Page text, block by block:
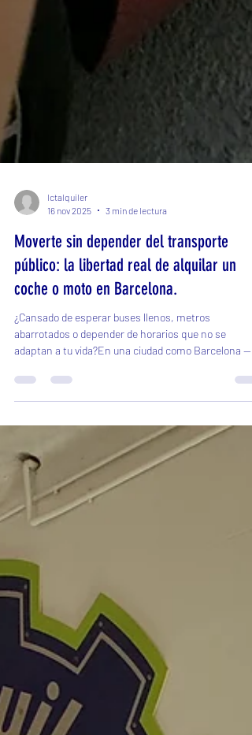
16 nov 2025
3 min de lectura
Moverte sin depender del transporte
público: la libertad real de alquilar un
coche o moto en Barcelona.
¿Cansado de esperar buses llenos, metros
abarrotados o depender de horarios que no se
adaptan a tu vida?En una ciudad como Barcelona —
necesidad. Por eso, cada vez más personas están
optando por alquilar un coche o una moto como su
forma más práctica, flexible y cómoda de moverse
la ciudad. Y si tú estás buscando una solución que te
dé independencia sin complicaciones, este a